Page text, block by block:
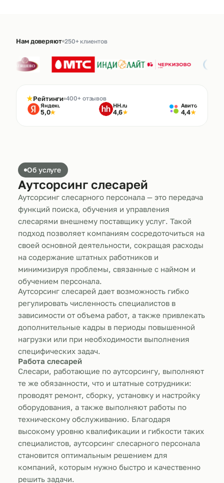
Нам доверяют 250+ клиентов
★Рейтинги 400+ отзывов
Яндекс
5,0★
HH.ru
4,6★
Авито
4,4★
Об услуге
Аутсорсинг слесарей
Аутсорсинг слесарного персонала — это передача
функций поиска, обучения и управления
слесарями внешнему поставщику услуг. Такой
подход позволяет компаниям сосредоточиться на
своей основной деятельности, сокращая расходы
на содержание штатных работников и
минимизируя проблемы, связанные с наймом и
обучением персонала.
Аутсорсинг слесарей дает возможность гибко
регулировать численность специалистов в
зависимости от объема работ, а также привлекать
дополнительные кадры в периоды повышенной
нагрузки или при необходимости выполнения
специфических задач.
Работа слесарей
Слесари, работающие по аутсорсингу, выполняют
те же обязанности, что и штатные сотрудники:
проводят ремонт, сборку, установку и настройку
оборудования, а также выполняют работы по
техническому обслуживанию. Благодаря
высокому уровню квалификации и гибкости таких
специалистов, аутсорсинг слесарного персонала
становится оптимальным решением для
компаний, которым нужно быстро и качественно
решить задачи.